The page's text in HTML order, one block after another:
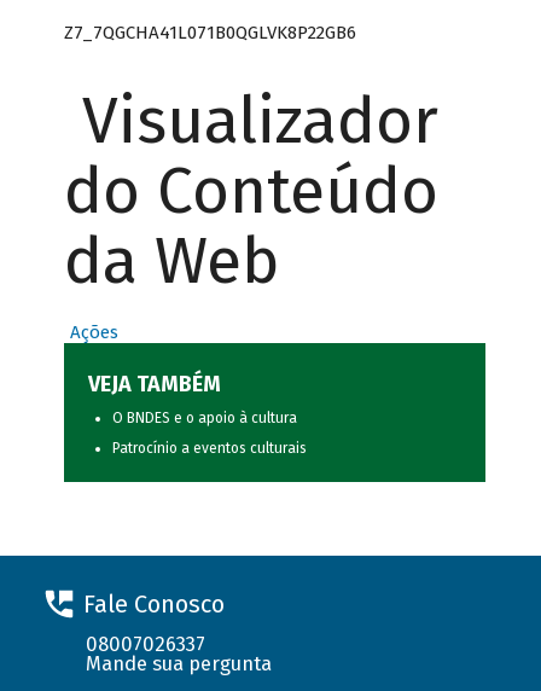
Z7_7QGCHA41L071B0QGLVK8P22GB6
Visualizador
do Conteúdo
da Web
Ações
VEJA TAMBÉM
O BNDES e o apoio à cultura
Patrocínio a eventos culturais
Fale Conosco
08007026337
Mande sua pergunta